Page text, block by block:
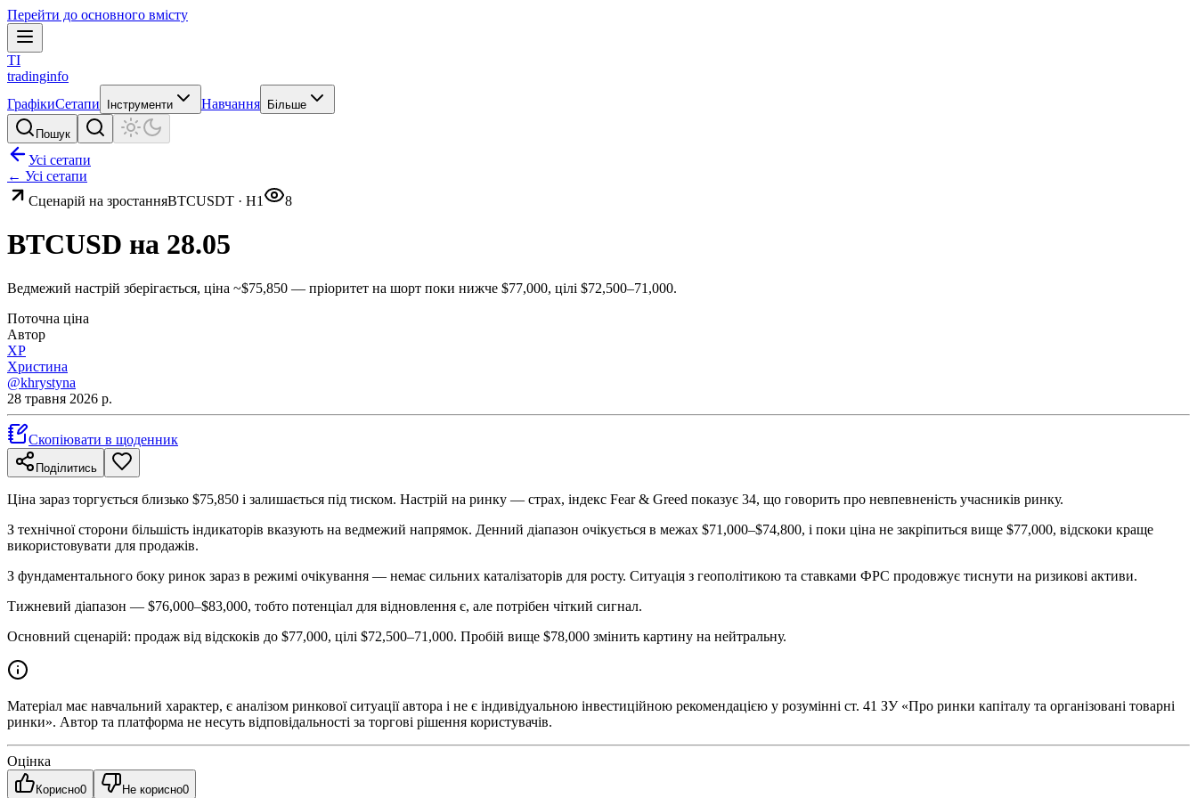
Перейти до основного вмісту
TI
tradinginfo
ГрафікиСетапи Інструменти Навчання Більше
Пошук
Усі сетапи
← Усі сетапи
Сценарій на зростанняBTCUSDT · H1 8
BTCUSD на 28.05
Ведмежий настрій зберігається, ціна ~$75,850 — пріоритет на шорт поки нижче $77,000, цілі $72,500–71,000.
Поточна ціна
Автор
ХР
Христина
@khrystyna
28 травня 2026 р.
Скопіювати в щоденник
Поділитись
Ціна зараз торгується близько $75,850 і залишається під тиском. Настрій на ринку — страх, індекс Fear & Greed показує 34, що говорить про невпевненість учасників ринку.
З технічної сторони більшість індикаторів вказують на ведмежий напрямок. Денний діапазон очікується в межах $71,000–$74,800, і поки ціна не закріпиться вище $77,000, відскоки краще
використовувати для продажів.
З фундаментального боку ринок зараз в режимі очікування — немає сильних каталізаторів для росту. Ситуація з геополітикою та ставками ФРС продовжує тиснути на ризикові активи.
Тижневий діапазон — $76,000–$83,000, тобто потенціал для відновлення є, але потрібен чіткий сигнал.
Основний сценарій: продаж від відскоків до $77,000, цілі $72,500–71,000. Пробій вище $78,000 змінить картину на нейтральну.
Матеріал має навчальний характер, є аналізом ринкової ситуації автора і не є індивідуальною інвестиційною рекомендацією у розумінні ст. 41 ЗУ «Про ринки капіталу та організовані товарні
ринки». Автор та платформа не несуть відповідальності за торгові рішення користувачів.
Оцінка
Корисно0 Не корисно0